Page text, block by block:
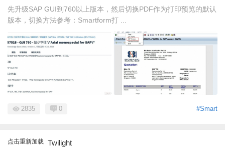
先升级SAP GUI到760以上版本，然后切换PDF作为打印预览的默认
版本，切换方法参考：Smartform打 ...
#Smart
2835 0
点击重新加载 Twilight